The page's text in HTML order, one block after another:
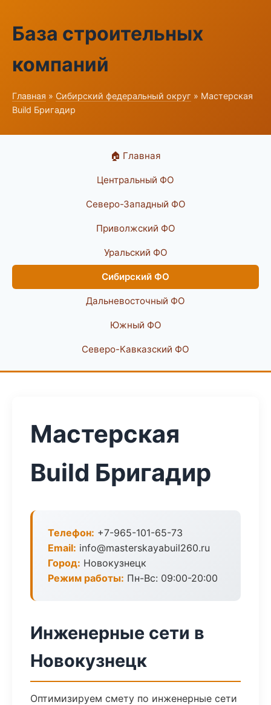
База строительных
компаний
Главная » Сибирский федеральный округ » Мастерская
Build Бригадир
🏠 Главная
Центральный ФО
Северо-Западный ФО
Приволжский ФО
Уральский ФО
Сибирский ФО
Дальневосточный ФО
Южный ФО
Северо-Кавказский ФО
Мастерская
Build Бригадир
Телефон: +7-965-101-65-73
Email: info@masterskayabuil260.ru
Город: Новокузнецк
Режим работы: Пн-Вс: 09:00-20:00
Инженерные сети в
Новокузнецк
Оптимизируем смету по инженерные сети